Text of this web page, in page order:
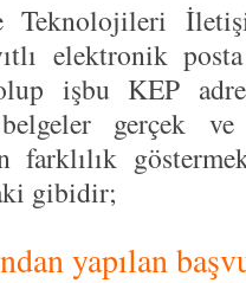
elektronik posta
işbu KEP
belgeler gerçek
farklılık
gibidir;
yapılan